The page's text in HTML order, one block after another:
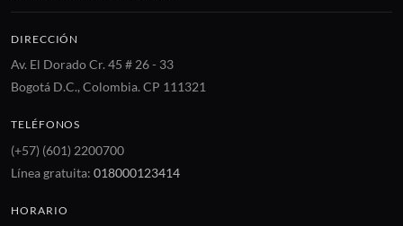
DIRECCIÓN
Av. El Dorado Cr. 45 # 26 - 33
Bogotá D.C., Colombia. CP 111321
TELÉFONOS
(+57) (601) 2200700
Línea gratuita: 018000123414
HORARIO